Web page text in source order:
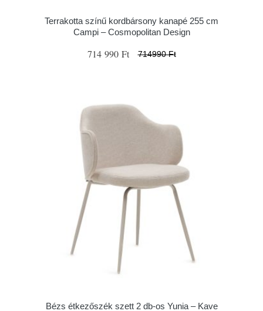
Terrakotta színű kordbársony kanapé 255 cm
Campi – Cosmopolitan Design
714 990 Ft 714990 Ft
Bézs étkezőszék szett 2 db-os Yunia – Kave